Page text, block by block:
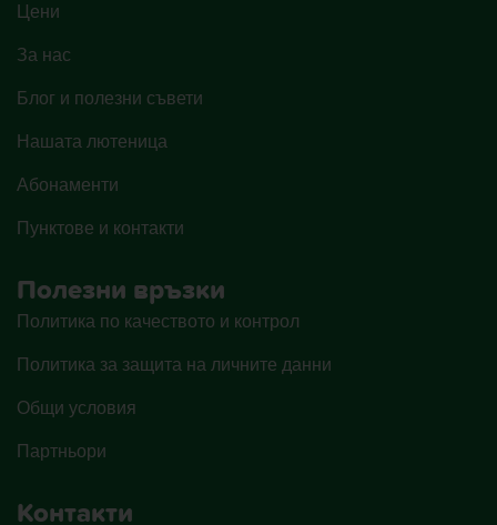
Цени
За нас
Блог и полезни съвети
Нашата лютеница
Абонаменти
Пунктове и контакти
Полезни връзки
Политика по качеството и контрол
Политика за защита на личните данни
Общи условия
Партньори
Контакти